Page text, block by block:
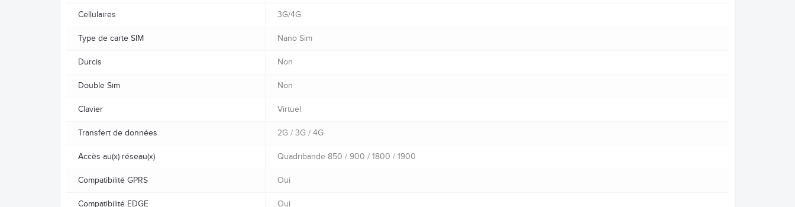
Cellulaires 3G/4G
Type de carte SIM Nano Sim
Durcis Non
Double Sim Non
Clavier Virtuel
Transfert de données 2G / 3G / 4G
Accès au(x) réseau(x) Quadribande 850 / 900 / 1800 / 1900
Compatibilité GPRS Oui
Compatibilité EDGE Oui